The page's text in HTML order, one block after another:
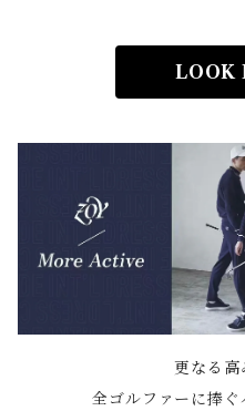
LOOK
更なる高
全ゴルファーに捧